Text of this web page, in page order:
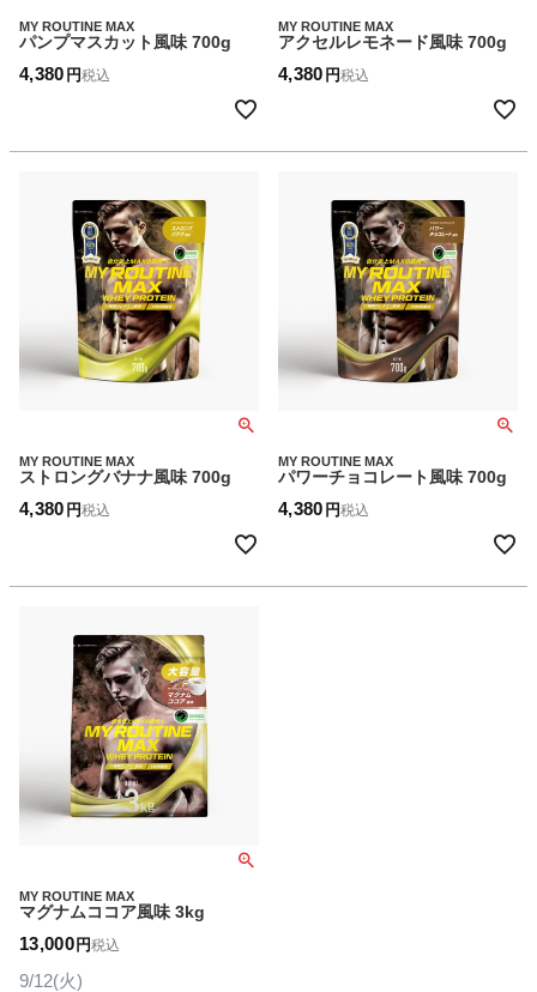
MY ROUTINE MAX
パンプマスカット風味 700g
4,380 税込
MY ROUTINE MAX
アクセルレモネード風味 700g
4,380 税込
MY ROUTINE MAX
ストロングバナナ風味 700g
4,380 税込
MY ROUTINE MAX
パワーチョコレート風味 700g
4,380 税込
MY ROUTINE MAX
マグナムココア風味 3kg
13,000 税込
9/12(火)